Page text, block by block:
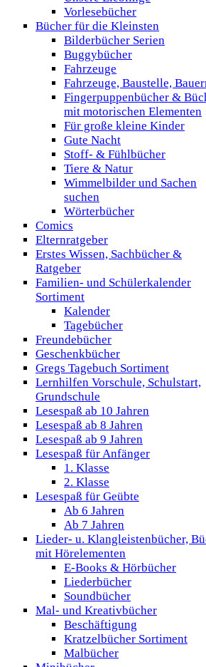
Vorlesebücher
Bücher für die Kleinsten
Bilderbücher Serien
Buggybücher
Fahrzeuge
Fahrzeuge, Baustelle,
Fingerpuppenbücher &
mit motorischen Elementen
Für große kleine Kinder
Gute Nacht
Stoff- & Fühlbücher
Tiere & Natur
Wimmelbilder und Sachen
suchen
Wörterbücher
Comics
Elternratgeber
Erstes Wissen, Sachbücher &
Ratgeber
Familien- und Schülerkalender
Sortiment
Kalender
Tagebücher
Freundebücher
Geschenkbücher
Gregs Tagebuch Sortiment
Lernhilfen Vorschule, Schulstart,
Grundschule
Lesespaß ab 10 Jahren
Lesespaß ab 8 Jahren
Lesespaß ab 9 Jahren
Lesespaß für Anfänger
1. Klasse
2. Klasse
Lesespaß für Geübte
Ab 6 Jahren
Ab 7 Jahren
Lieder- u. Klangleistenbücher,
mit Hörelementen
E-Books & Hörbücher
Liederbücher
Soundbücher
Mal- und Kreativbücher
Beschäftigung
Kratzelbücher Sortiment
Malbücher